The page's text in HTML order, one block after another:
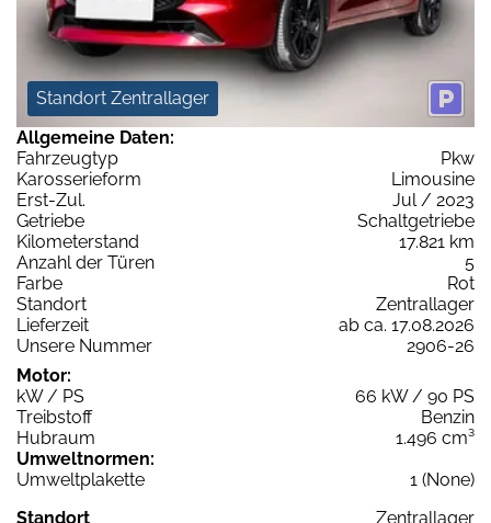
Standort Zentrallager
Allgemeine Daten:
Fahrzeugtyp
Pkw
Karosserieform
Limousine
Erst-Zul.
Jul / 2023
Getriebe
Schaltgetriebe
Kilometerstand
17.821 km
Anzahl der Türen
5
Farbe
Rot
Standort
Zentrallager
Lieferzeit
ab ca. 17.08.2026
Unsere Nummer
2906-26
Motor:
kW / PS
66 kW / 90 PS
Treibstoff
Benzin
Hubraum
1.496 cm³
Umweltnormen:
Umweltplakette
1 (None)
Standort
Zentrallager